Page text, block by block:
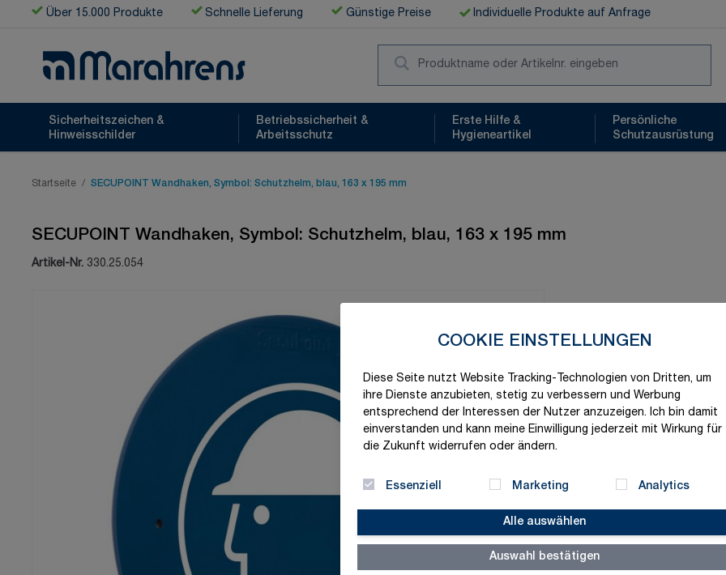
COOKIE EINSTELLUNGEN
Diese Seite nutzt Website Tracking-Technologien von Dritten, um
ihre Dienste anzubieten, stetig zu verbessern und Werbung
entsprechend der Interessen der Nutzer anzuzeigen. Ich bin damit
einverstanden und kann meine Einwilligung jederzeit mit Wirkung für
die Zukunft widerrufen oder ändern.
Essenziell Marketing Analytics
Alle auswählen
Auswahl bestätigen
Zum Inhalt springen
Über 15.000 Produkte Schnelle Lieferung Günstige Preise Individuelle Produkte auf Anfrage
Sicherheitszeichen &
Hinweisschilder
Betriebssicherheit &
Arbeitsschutz
Erste Hilfe &
Hygieneartikel
Persönliche
Schutzausrüstung
Startseite / SECUPOINT Wandhaken, Symbol: Schutzhelm, blau, 163 x 195 mm
SECUPOINT Wandhaken, Symbol: Schutzhelm, blau, 163 x 195 mm
Artikel-Nr. 330.25.054
17,58 €
exklusive MwSt. und zzgl.
Versandbereit in 3-5 Tage
Merkliste